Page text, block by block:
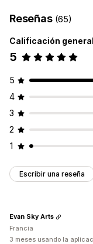
Reseñas (65)
Calificación general
5
5
4
3
2
1
Escribir una reseña
Evan Sky Arts
Francia
3 meses usando la